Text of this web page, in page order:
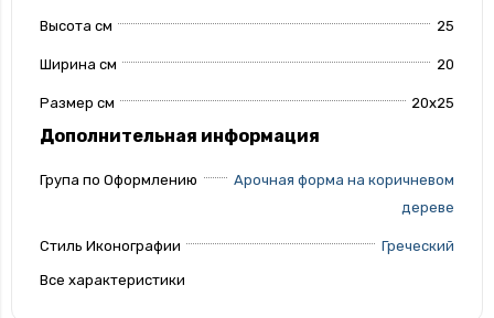
Высота см 25
Ширина см 20
Размер см 20х25
Дополнительная информация
Група по Оформлению
Арочная форма на коричневом
дереве
Стиль Иконографии Греческий
Все характеристики